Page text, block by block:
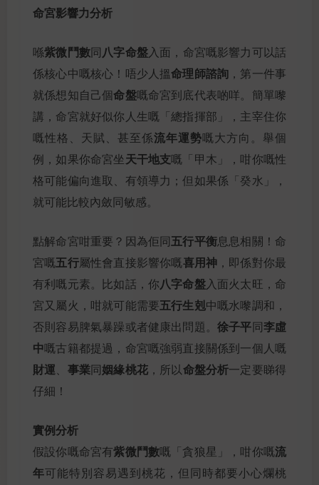
命宮影響力分析
喺紫微鬥數同八字命盤入面，命宮嘅影響力可以話
係核心中嘅核心！唔少人搵命理師諮詢 ，第一件事
就係想知自己個命盤嘅命宮到底代表啲咩。簡單嚟
講，命宮就好似你人生嘅「總指揮部」，主宰住你
嘅性格、天賦、甚至係流年運勢嘅大方向。舉個
例，如果你命宮坐天干地支嘅「甲木」，咁你嘅性
格可能偏向進取、有領導力；但如果係「癸水」，
就可能比較內斂同敏感。
點解命宮咁重要？因為佢同五行平衡息息相關！命
宮嘅五行屬性會直接影響你嘅喜用神 ，即係對你最
有利嘅元素。比如話，你八字命盤入面火太旺，命
宮又屬火，咁就可能需要五行生剋中嘅水嚟調和，
否則容易脾氣暴躁或者健康出問題。徐子平同李虛
中嘅古籍都提過，命宮嘅強弱直接關係到一個人嘅
財運 事業同姻緣桃花，所以命盤分析一定要睇得
仔細！
實例分析
假設你嘅命宮有紫微鬥數嘅「貪狼星」，咁你嘅流
年可能特別容易遇到桃花，但同時都要小心爛桃